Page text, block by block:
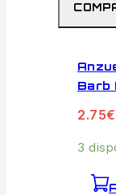
Barb
2.75€
3